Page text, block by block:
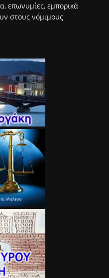
επωνυμίες, εμπορικά
στους νόμιμους